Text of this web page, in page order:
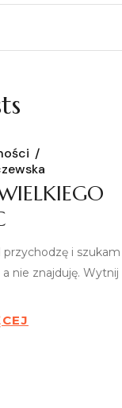
przychodzę i szukam
nie znajduję. Wytnij